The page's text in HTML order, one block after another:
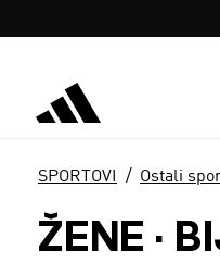
SPORTOVI Ostali
ŽENE ·